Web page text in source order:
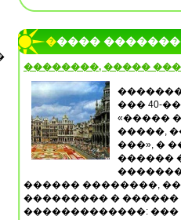
�����
��������, �����
��� 40-
«�����
�����,
���», �
������
������ ��������,
��������� � ������
�������������: ���